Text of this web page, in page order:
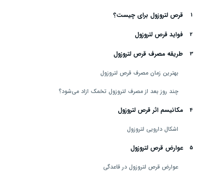
قرص لتروزول برای چیست؟
فواید قرص لتروزول
طریقه مصرف قرص لتروزول
بهترین زمان مصرف قرص لتروزول
چند روز بعد از مصرف لتروزول تخمک ازاد می‌شود؟
مکانیسم اثر قرص لتروزول
اشکال دارویی لتروزول
عوارض قرص لتروزول
عوارض قرص لتروزول در قاعدگی